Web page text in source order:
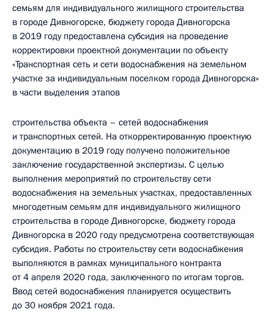
семьям для индивидуального жилищного строительства
в городе Дивногорске, бюджету города Дивногорска
в 2019 году предоставлена субсидия на проведение
корректировки проектной документации по объекту
«Транспортная сеть и сети водоснабжения на земельном
участке за индивидуальным поселком города Дивногорска»
в части выделения этапов
строительства объекта – сетей водоснабжения
и транспортных сетей. На откорректированную проектную
документацию в 2019 году получено положительное
заключение государственной экспертизы. С целью
выполнения мероприятий по строительству сети
водоснабжения на земельных участках, предоставленных
многодетным семьям для индивидуального жилищного
строительства в городе Дивногорске, бюджету города
Дивногорска в 2020 году предусмотрена соответствующая
субсидия. Работы по строительству сети водоснабжения
выполняются в рамках муниципального контракта
от 4 апреля 2020 года, заключенного по итогам торгов.
Ввод сетей водоснабжения планируется осуществить
до 30 ноября 2021 года.